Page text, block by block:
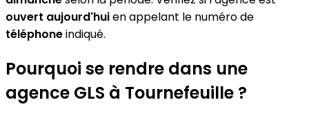
ouvert aujourd'huien appelant le numéro de
téléphoneindiqué.
Pourquoi se rendre dans une
agence GLS à Tournefeuille ?